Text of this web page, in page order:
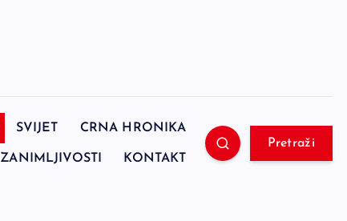
SVIJET CRNA HRONIKA
ZANIMLJIVOSTI KONTAKT
Pretraži